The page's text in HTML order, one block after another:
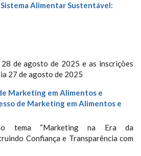
Alimentar Sustentável:
de agosto de 2025 e as inscrições
27 de agosto de 2025
Marketing em Alimentos e
de Marketing em Alimentos e
tema “Marketing na Era da
Confiança e Transparência com